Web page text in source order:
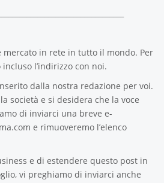
in rete in tutto il mondo. Per
l’indirizzo con noi.
dalla nostra redazione per voi.
società e si desidera che la voce
di inviarci una breve e-
e rimuoveremo l’elenco
e di estendere questo post in
vi preghiamo di inviarci anche